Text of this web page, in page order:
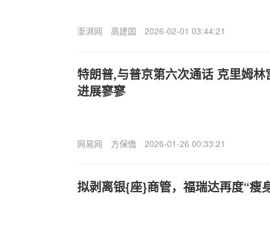
澎湃网 高建国 2026-02-01 03:44:21
特朗普,与普京第六次通话 克里姆
进展寥寥
网易网 方保僑 2026-01-26 00:33:21
拟剥离银{座}商管，福瑞达再度“瘦